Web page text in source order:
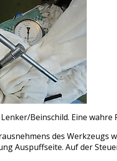
Beinschild. Eine
des Werkzeugs
Auspuffseite. Auf der